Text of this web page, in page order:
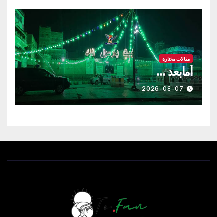
مقالات مختارة
أمابعد …
2026-08-07